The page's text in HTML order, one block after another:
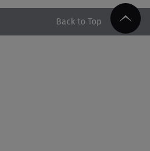
Back to Top